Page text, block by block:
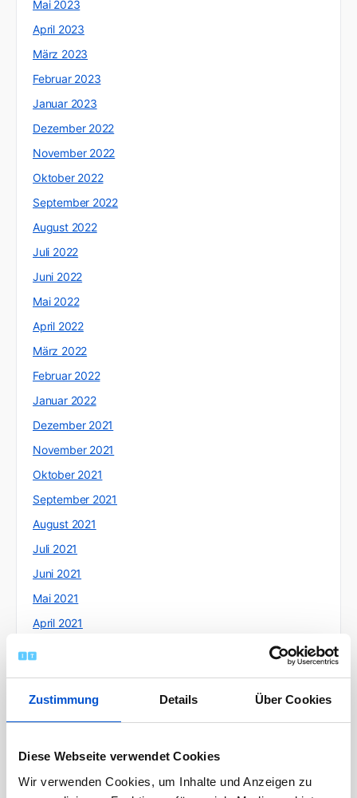
Zustimmung Details Über Cookies
Diese Webseite verwendet Cookies
Wir verwenden Cookies, um Inhalte und Anzeigen zu
Mai 2023
April 2023
März 2023
Februar 2023
Januar 2023
Dezember 2022
November 2022
Oktober 2022
September 2022
August 2022
Juli 2022
Juni 2022
Mai 2022
April 2022
März 2022
Februar 2022
Januar 2022
Dezember 2021
November 2021
Oktober 2021
September 2021
August 2021
Juli 2021
Juni 2021
Mai 2021
April 2021
Januar 2021
Dezember 2020